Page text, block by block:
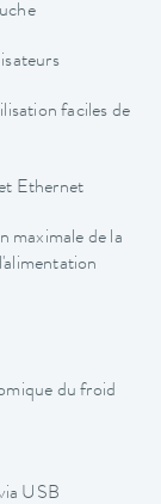
faciles de
Ethernet
maximale de la
du froid
USB